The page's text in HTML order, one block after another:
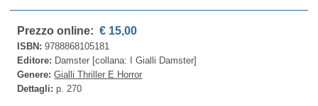
Prezzo online: € 15,00
ISBN:9788868105181
Editore: Damster [collana: I Gialli Damster]
Genere:Gialli Thriller E Horror
Dettagli:p. 270